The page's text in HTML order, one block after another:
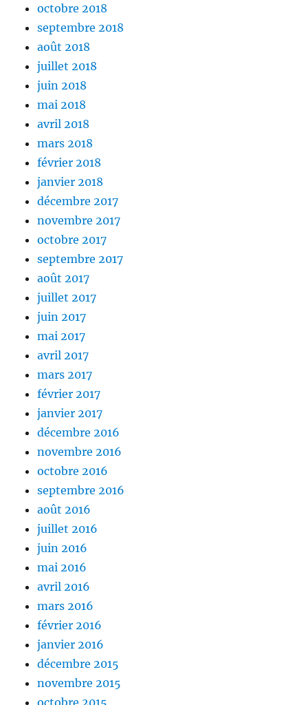
octobre 2018
septembre 2018
août 2018
juillet 2018
juin 2018
mai 2018
avril 2018
mars 2018
février 2018
janvier 2018
décembre 2017
novembre 2017
octobre 2017
septembre 2017
août 2017
juillet 2017
juin 2017
mai 2017
avril 2017
mars 2017
février 2017
janvier 2017
décembre 2016
novembre 2016
octobre 2016
septembre 2016
août 2016
juillet 2016
juin 2016
mai 2016
avril 2016
mars 2016
février 2016
janvier 2016
décembre 2015
novembre 2015
octobre 2015